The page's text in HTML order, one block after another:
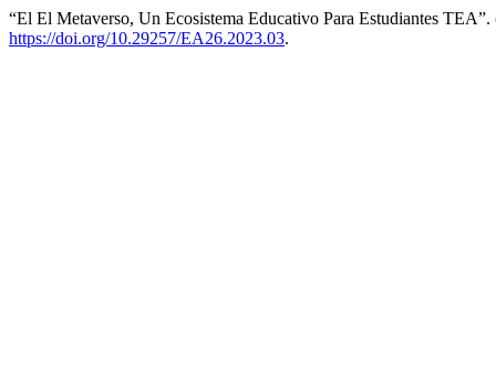
“El El Metaverso, Un Ecosistema Educativo Para Estudiantes
https://doi.org/10.29257/EA26.2023.03.